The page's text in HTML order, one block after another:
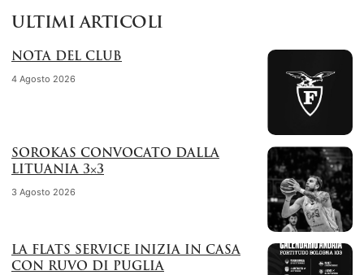
ULTIMI ARTICOLI
NOTA DEL CLUB
4 Agosto 2026
SOROKAS CONVOCATO DALLA
LITUANIA 3×3
3 Agosto 2026
LA FLATS SERVICE INIZIA IN CASA
CON RUVO DI PUGLIA